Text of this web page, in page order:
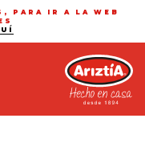
PARA IR A LA WEB